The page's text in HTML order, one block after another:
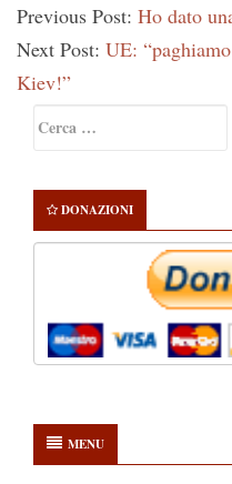
Previous Post: Ho dato
Next Post: UE:
Kiev!”
Sidebar
per:
DONAZIONI
MENU